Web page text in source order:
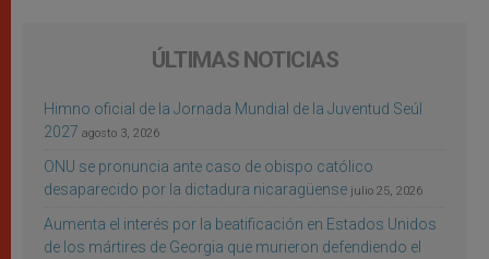
ÚLTIMAS NOTICIAS
Himno oficial de la Jornada Mundial de la Juventud Seúl
2027 agosto 3, 2026
ONU se pronuncia ante caso de obispo católico
desaparecido por la dictadura nicaragüense julio 25, 2026
Aumenta el interés por la beatificación en Estados Unidos
de los mártires de Georgia que murieron defendiendo el